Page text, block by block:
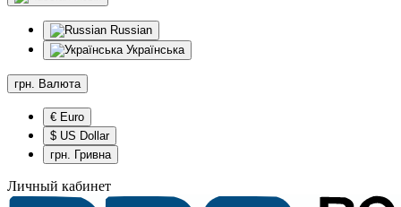
Russian
Українська
грн. Валюта
€ Euro
$ US Dollar
грн. Гривна
Личный кабинет